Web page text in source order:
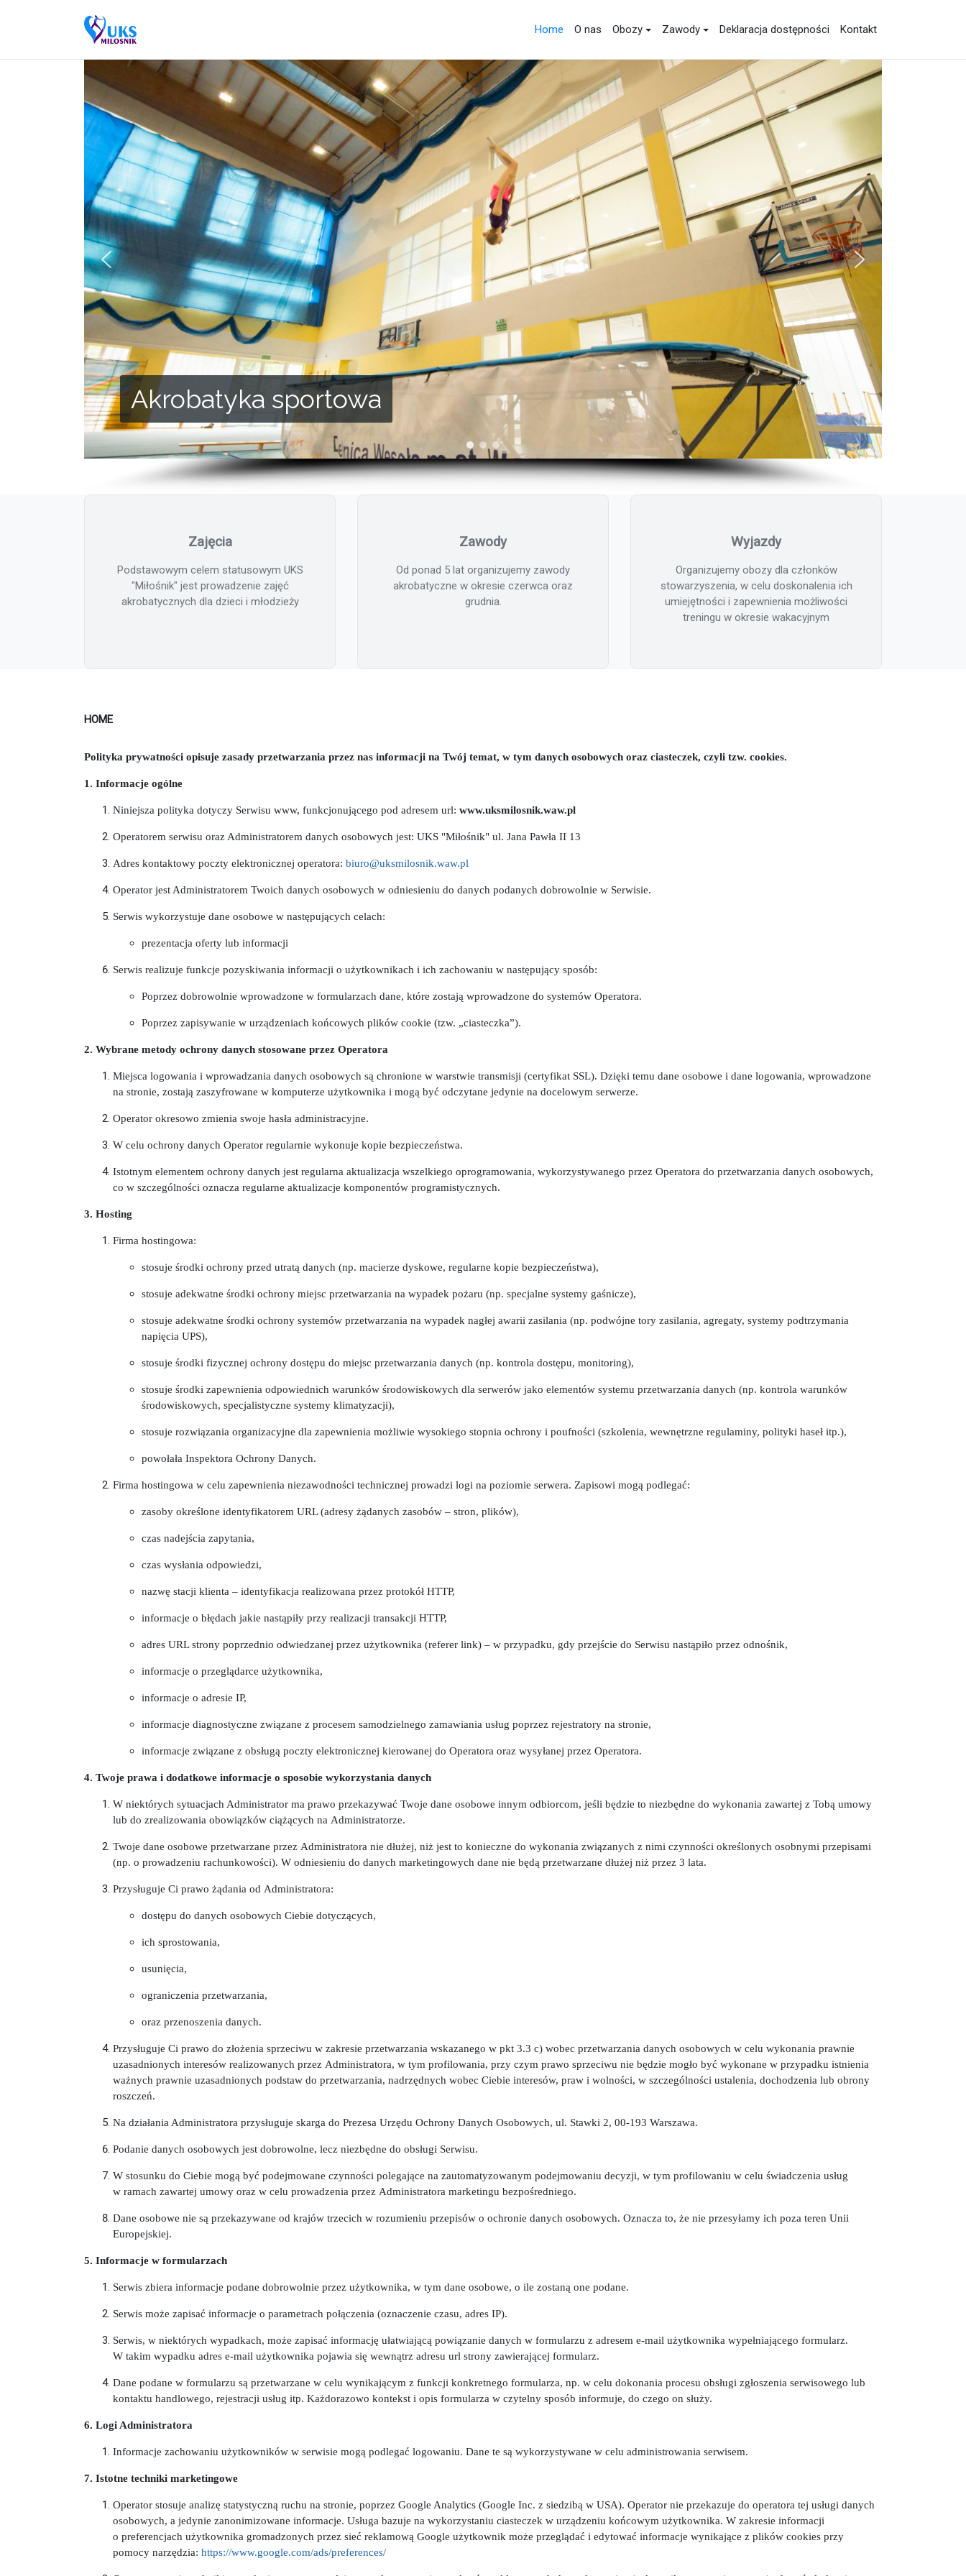
Home O nas Obozy Zawody Deklaracja dostępności Kontakt
Akrobatyka sportowa
Zajęcia
Podstawowym celem statusowym UKS
"Miłośnik" jest prowadzenie zajęć
akrobatycznych dla dzieci i młodzieży
Zawody
Od ponad 5 lat organizujemy zawody
akrobatyczne w okresie czerwca oraz
grudnia.
Wyjazdy
Organizujemy obozy dla członków
stowarzyszenia, w celu doskonalenia ich
umiejętności i zapewnienia możliwości
treningu w okresie wakacyjnym
HOME
Polityka prywatności opisuje zasady przetwarzania przez nas informacji na Twój temat, w tym danych osobowych oraz ciasteczek, czyli tzw. cookies.
1. Informacje ogólne
Niniejsza polityka dotyczy Serwisu www, funkcjonującego pod adresem url: www.uksmilosnik.waw.pl
Operatorem serwisu oraz Administratorem danych osobowych jest: UKS "Miłośnik" ul. Jana Pawła II 13
Adres kontaktowy poczty elektronicznej operatora: biuro@uksmilosnik.waw.pl
Operator jest Administratorem Twoich danych osobowych w odniesieniu do danych podanych dobrowolnie w Serwisie.
Serwis wykorzystuje dane osobowe w następujących celach:
prezentacja oferty lub informacji
Serwis realizuje funkcje pozyskiwania informacji o użytkownikach i ich zachowaniu w następujący sposób:
Poprzez dobrowolnie wprowadzone w formularzach dane, które zostają wprowadzone do systemów Operatora.
Poprzez zapisywanie w urządzeniach końcowych plików cookie (tzw. „ciasteczka”).
2. Wybrane metody ochrony danych stosowane przez Operatora
Miejsca logowania i wprowadzania danych osobowych są chronione w warstwie transmisji (certyfikat SSL). Dzięki temu dane osobowe i dane logowania, wprowadzone
na stronie, zostają zaszyfrowane w komputerze użytkownika i mogą być odczytane jedynie na docelowym serwerze.
Operator okresowo zmienia swoje hasła administracyjne.
W celu ochrony danych Operator regularnie wykonuje kopie bezpieczeństwa.
Istotnym elementem ochrony danych jest regularna aktualizacja wszelkiego oprogramowania, wykorzystywanego przez Operatora do przetwarzania danych osobowych,
co w szczególności oznacza regularne aktualizacje komponentów programistycznych.
3. Hosting
Firma hostingowa:
stosuje środki ochrony przed utratą danych (np. macierze dyskowe, regularne kopie bezpieczeństwa),
stosuje adekwatne środki ochrony miejsc przetwarzania na wypadek pożaru (np. specjalne systemy gaśnicze),
stosuje adekwatne środki ochrony systemów przetwarzania na wypadek nagłej awarii zasilania (np. podwójne tory zasilania, agregaty, systemy podtrzymania
napięcia UPS),
stosuje środki fizycznej ochrony dostępu do miejsc przetwarzania danych (np. kontrola dostępu, monitoring),
stosuje środki zapewnienia odpowiednich warunków środowiskowych dla serwerów jako elementów systemu przetwarzania danych (np. kontrola warunków
środowiskowych, specjalistyczne systemy klimatyzacji),
stosuje rozwiązania organizacyjne dla zapewnienia możliwie wysokiego stopnia ochrony i poufności (szkolenia, wewnętrzne regulaminy, polityki haseł itp.),
powołała Inspektora Ochrony Danych.
Firma hostingowa w celu zapewnienia niezawodności technicznej prowadzi logi na poziomie serwera. Zapisowi mogą podlegać:
zasoby określone identyfikatorem URL (adresy żądanych zasobów – stron, plików),
czas nadejścia zapytania,
czas wysłania odpowiedzi,
nazwę stacji klienta – identyfikacja realizowana przez protokół HTTP,
informacje o błędach jakie nastąpiły przy realizacji transakcji HTTP,
adres URL strony poprzednio odwiedzanej przez użytkownika (referer link) – w przypadku, gdy przejście do Serwisu nastąpiło przez odnośnik,
informacje o przeglądarce użytkownika,
informacje o adresie IP,
informacje diagnostyczne związane z procesem samodzielnego zamawiania usług poprzez rejestratory na stronie,
informacje związane z obsługą poczty elektronicznej kierowanej do Operatora oraz wysyłanej przez Operatora.
4. Twoje prawa i dodatkowe informacje o sposobie wykorzystania danych
W niektórych sytuacjach Administrator ma prawo przekazywać Twoje dane osobowe innym odbiorcom, jeśli będzie to niezbędne do wykonania zawartej z Tobą umowy
lub do zrealizowania obowiązków ciążących na Administratorze.
Twoje dane osobowe przetwarzane przez Administratora nie dłużej, niż jest to konieczne do wykonania związanych z nimi czynności określonych osobnymi przepisami
(np. o prowadzeniu rachunkowości). W odniesieniu do danych marketingowych dane nie będą przetwarzane dłużej niż przez 3 lata.
Przysługuje Ci prawo żądania od Administratora:
dostępu do danych osobowych Ciebie dotyczących,
ich sprostowania,
usunięcia,
ograniczenia przetwarzania,
oraz przenoszenia danych.
Przysługuje Ci prawo do złożenia sprzeciwu w zakresie przetwarzania wskazanego w pkt 3.3 c) wobec przetwarzania danych osobowych w celu wykonania prawnie
uzasadnionych interesów realizowanych przez Administratora, w tym profilowania, przy czym prawo sprzeciwu nie będzie mogło być wykonane w przypadku istnienia
ważnych prawnie uzasadnionych podstaw do przetwarzania, nadrzędnych wobec Ciebie interesów, praw i wolności, w szczególności ustalenia, dochodzenia lub obrony
roszczeń.
Na działania Administratora przysługuje skarga do Prezesa Urzędu Ochrony Danych Osobowych, ul. Stawki 2, 00-193 Warszawa.
Podanie danych osobowych jest dobrowolne, lecz niezbędne do obsługi Serwisu.
W stosunku do Ciebie mogą być podejmowane czynności polegające na zautomatyzowanym podejmowaniu decyzji, w tym profilowaniu w celu świadczenia usług
w ramach zawartej umowy oraz w celu prowadzenia przez Administratora marketingu bezpośredniego.
Dane osobowe nie są przekazywane od krajów trzecich w rozumieniu przepisów o ochronie danych osobowych. Oznacza to, że nie przesyłamy ich poza teren Unii
Europejskiej.
5. Informacje w formularzach
Serwis zbiera informacje podane dobrowolnie przez użytkownika, w tym dane osobowe, o ile zostaną one podane.
Serwis może zapisać informacje o parametrach połączenia (oznaczenie czasu, adres IP).
Serwis, w niektórych wypadkach, może zapisać informację ułatwiającą powiązanie danych w formularzu z adresem e-mail użytkownika wypełniającego formularz.
W takim wypadku adres e-mail użytkownika pojawia się wewnątrz adresu url strony zawierającej formularz.
Dane podane w formularzu są przetwarzane w celu wynikającym z funkcji konkretnego formularza, np. w celu dokonania procesu obsługi zgłoszenia serwisowego lub
kontaktu handlowego, rejestracji usług itp. Każdorazowo kontekst i opis formularza w czytelny sposób informuje, do czego on służy.
6. Logi Administratora
Informacje zachowaniu użytkowników w serwisie mogą podlegać logowaniu. Dane te są wykorzystywane w celu administrowania serwisem.
7. Istotne techniki marketingowe
Operator stosuje analizę statystyczną ruchu na stronie, poprzez Google Analytics (Google Inc. z siedzibą w USA). Operator nie przekazuje do operatora tej usługi danych
osobowych, a jedynie zanonimizowane informacje. Usługa bazuje na wykorzystaniu ciasteczek w urządzeniu końcowym użytkownika. W zakresie informacji
o preferencjach użytkownika gromadzonych przez sieć reklamową Google użytkownik może przeglądać i edytować informacje wynikające z plików cookies przy
pomocy narzędzia: https://www.google.com/ads/preferences/